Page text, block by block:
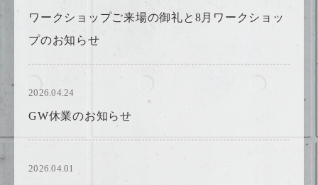
ワークショップご来場の御礼と8月ワークショッ
プのお知らせ
2026.04.24
GW休業のお知らせ
2026.04.01